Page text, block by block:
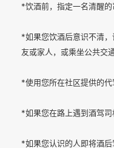
*饮酒前，指定一名清醒的
*如果您饮酒后意识不清
友或家人，或乘坐公共交通
*使用您所在社区提供的代
*如果您在路上遇到酒驾司
*如果您认识的人即将酒